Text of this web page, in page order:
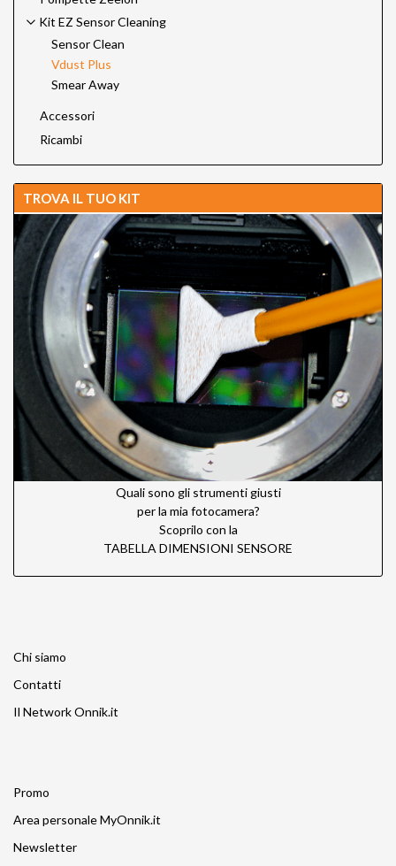
Kit EZ Sensor Cleaning
Sensor Clean
Vdust Plus
Smear Away
Accessori
Ricambi
TROVA IL TUO KIT
Quali sono gli strumenti giusti
per la mia fotocamera?
Scoprilo con la
TABELLA DIMENSIONI SENSORE
Chi siamo
Contatti
Il Network Onnik.it
Promo
Area personale MyOnnik.it
Newsletter